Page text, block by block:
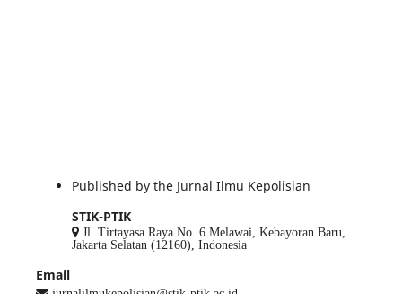
Published by the Jurnal Ilmu Kepolisian
STIK-PTIK
Jl. Tirtayasa Raya No. 6 Melawai, Kebayoran Baru,
Jakarta Selatan (12160), Indonesia
Email